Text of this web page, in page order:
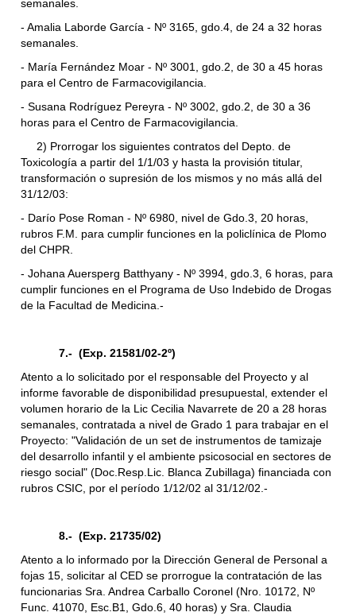
semanales.
- Amalia Laborde García - Nº 3165, gdo.4, de 24 a 32 horas
semanales.
- María Fernández Moar - Nº 3001, gdo.2, de 30 a 45 horas
para el Centro de Farmacovigilancia.
- Susana Rodríguez Pereyra - Nº 3002, gdo.2, de 30 a 36
horas para el Centro de Farmacovigilancia.
2) Prorrogar los siguientes contratos del Depto. de
Toxicología a partir del 1/1/03 y hasta la provisión titular,
transformación o supresión de los mismos y no más allá del
31/12/03:
- Darío Pose Roman - Nº 6980, nivel de Gdo.3, 20 horas,
rubros F.M. para cumplir funciones en la policlínica de Plomo
del CHPR.
- Johana Auersperg Batthyany - Nº 3994, gdo.3, 6 horas, para
cumplir funciones en el Programa de Uso Indebido de Drogas
de la Facultad de Medicina.-
7.- (Exp. 21581/02-2º)
Atento a lo solicitado por el responsable del Proyecto y al
informe favorable de disponibilidad presupuestal, extender el
volumen horario de la Lic Cecilia Navarrete de 20 a 28 horas
semanales, contratada a nivel de Grado 1 para trabajar en el
Proyecto: "Validación de un set de instrumentos de tamizaje
del desarrollo infantil y el ambiente psicosocial en sectores de
riesgo social" (Doc.Resp.Lic. Blanca Zubillaga) financiada con
rubros CSIC, por el período 1/12/02 al 31/12/02.-
8.- (Exp. 21735/02)
Atento a lo informado por la Dirección General de Personal a
fojas 15, solicitar al CED se prorrogue la contratación de las
funcionarias Sra. Andrea Carballo Coronel (Nro. 10172, Nº
Func. 41070, Esc.B1, Gdo.6, 40 horas) y Sra. Claudia